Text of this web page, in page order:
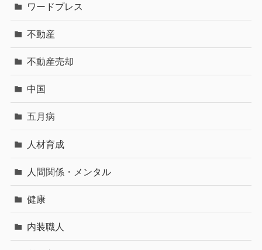
ワードプレス
不動産
不動産売却
中国
五月病
人材育成
人間関係・メンタル
健康
内装職人